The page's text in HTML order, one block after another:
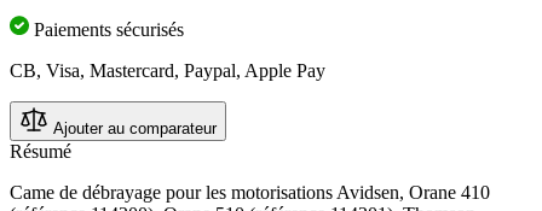
page.Paiements sécurisés
CB, Visa, Mastercard, Paypal, Apple Pay
Ajouter au comparateur
Résumé
Came de débrayage pour les motorisations Avidsen, Orane 410